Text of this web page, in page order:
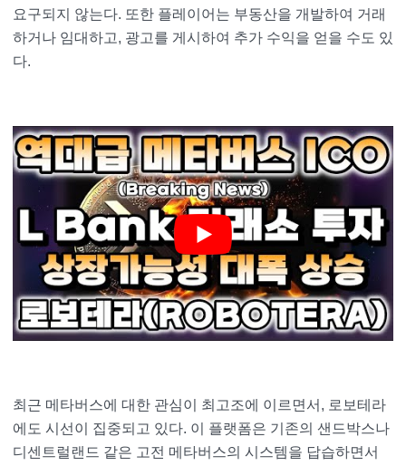
요구되지 않는다. 또한 플레이어는 부동산을 개발하여 거래
하거나 임대하고, 광고를 게시하여 추가 수익을 얻을 수도 있
다.
최근 메타버스에 대한 관심이 최고조에 이르면서, 로보테라
에도 시선이 집중되고 있다. 이 플랫폼은 기존의 샌드박스나
디센트럴랜드 같은 고전 메타버스의 시스템을 답습하면서